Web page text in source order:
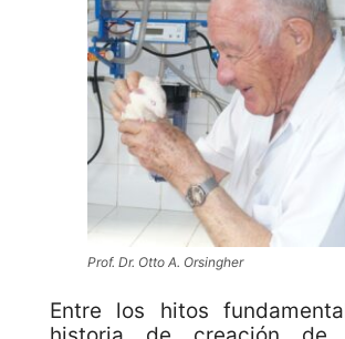
Prof. Dr. Otto A. Orsingher
Entre los hitos